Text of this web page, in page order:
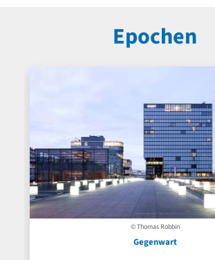
Epoche. Weitere
auf baukunst-nrw.
Epochen
© Thomas Robbin
Gegenwart